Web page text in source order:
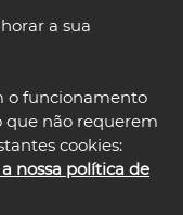
a sua
o funcionamento
que não requerem
cookies:
nossa política de
select language